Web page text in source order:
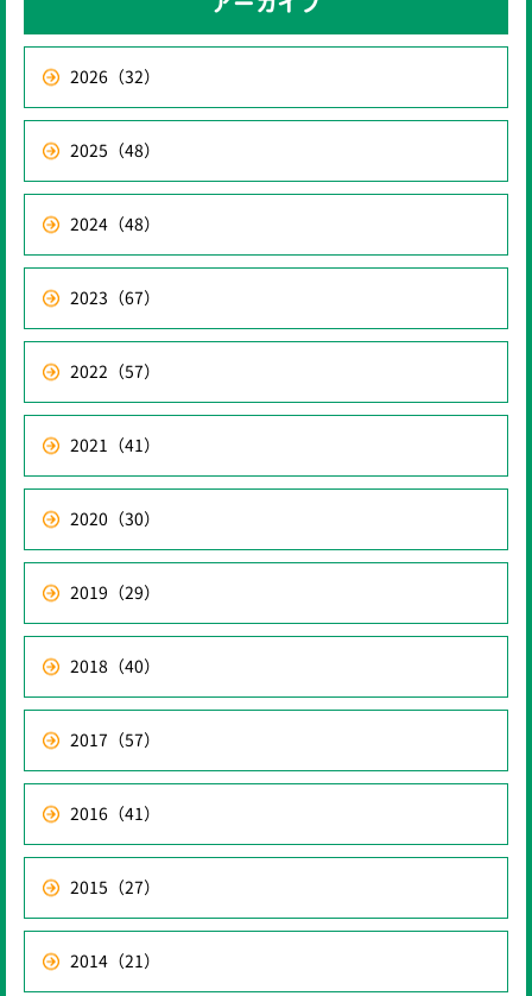
2026 （32）
2025 （48）
2024 （48）
2023 （67）
2022 （57）
2021 （41）
2020 （30）
2019 （29）
2018 （40）
2017 （57）
2016 （41）
2015 （27）
2014 （21）